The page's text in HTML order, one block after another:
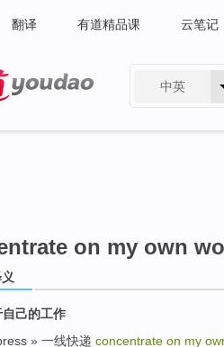
翻译 有道精品课 云笔记
中英
on my own
己的工作
» 一线快递 concentrate on my